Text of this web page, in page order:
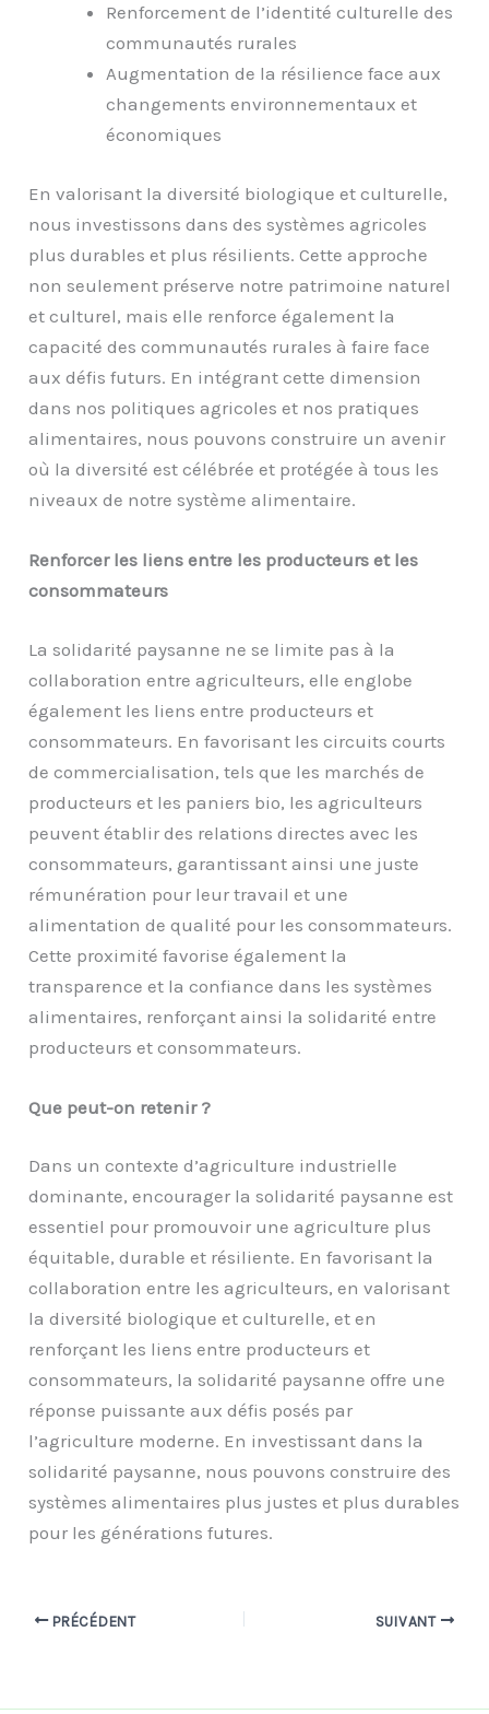
Renforcement de l’identité culturelle des
communautés rurales
Augmentation de la résilience face aux
changements environnementaux et
économiques
En valorisant la diversité biologique et culturelle,
nous investissons dans des systèmes agricoles
plus durables et plus résilients. Cette approche
non seulement préserve notre patrimoine naturel
et culturel, mais elle renforce également la
capacité des communautés rurales à faire face
aux défis futurs. En intégrant cette dimension
dans nos politiques agricoles et nos pratiques
alimentaires, nous pouvons construire un avenir
où la diversité est célébrée et protégée à tous les
niveaux de notre système alimentaire.
Renforcer les liens entre les producteurs et les
consommateurs
La solidarité paysanne ne se limite pas à la
collaboration entre agriculteurs, elle englobe
également les liens entre producteurs et
consommateurs. En favorisant les circuits courts
de commercialisation, tels que les marchés de
producteurs et les paniers bio, les agriculteurs
peuvent établir des relations directes avec les
consommateurs, garantissant ainsi une juste
rémunération pour leur travail et une
alimentation de qualité pour les consommateurs.
Cette proximité favorise également la
transparence et la confiance dans les systèmes
alimentaires, renforçant ainsi la solidarité entre
producteurs et consommateurs.
Que peut-on retenir ?
Dans un contexte d’agriculture industrielle
dominante, encourager la solidarité paysanne est
essentiel pour promouvoir une agriculture plus
équitable, durable et résiliente. En favorisant la
collaboration entre les agriculteurs, en valorisant
la diversité biologique et culturelle, et en
renforçant les liens entre producteurs et
consommateurs, la solidarité paysanne offre une
réponse puissante aux défis posés par
l’agriculture moderne. En investissant dans la
solidarité paysanne, nous pouvons construire des
systèmes alimentaires plus justes et plus durables
pour les générations futures.
PRÉCÉDENT SUIVANT